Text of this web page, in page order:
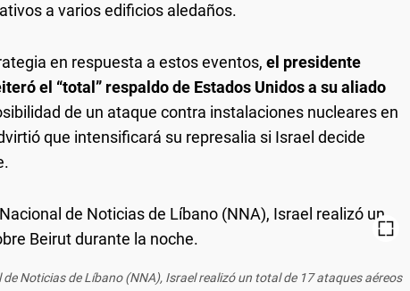
a varios edificios aledaños.
en respuesta a estos eventos, el presidente
el “total” respaldo de Estados Unidos a su aliado
de un ataque contra instalaciones nucleares en
que intensificará su represalia si Israel decide
Noticias de Líbano (NNA), Israel realizó un total de 17 ataques aéreos